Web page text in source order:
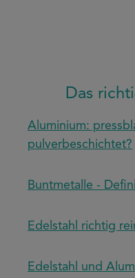
Das
Aluminium:
pulverbeschichtet?
Buntmetalle -
Edelstahl richtig
Edelstahl und